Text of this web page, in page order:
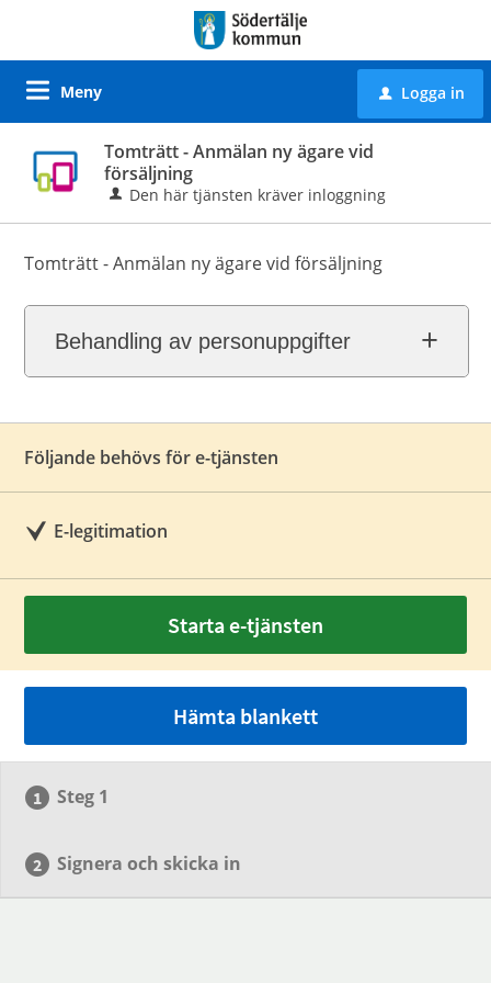
Meny u Logga in
Tomträtt - Anmälan ny ägare vid
försäljning
Den här tjänsten kräver inloggning
Tomträtt - Anmälan ny ägare vid försäljning
Behandling av personuppgifter
Följande behövs för e-tjänsten
E-legitimation
Starta e-tjänsten
Hämta blankett
Steg 1
Signera och skicka in